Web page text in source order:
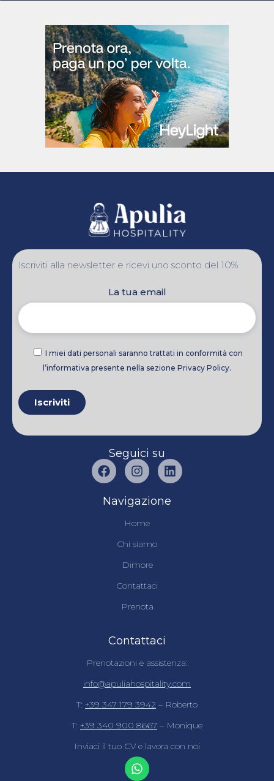
Iscriviti alla newsletter e ricevi uno sconto del 10%
La tua email
I miei dati personali saranno trattati in conformità con
l’informativa presente nella sezione Privacy Policy.
Seguici su
Navigazione
Home
Chi siamo
Dimore
Contattaci
Prenota
Contattaci
Prenotazioni e assistenza:
info@apuliahospitality.com
T: +39 347 179 3942 – Roberto
T: +39 340 900 8667 – Monique
Inviaci il tuo CV e lavora con noi